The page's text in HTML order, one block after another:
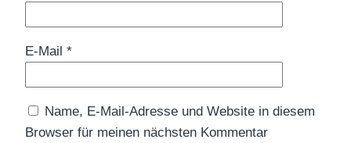
E-Mail *
Name, E-Mail-Adresse und Website in diesem
Browser für meinen nächsten Kommentar